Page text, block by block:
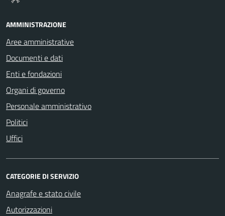
AMMINISTRAZIONE
Aree amministrative
Documenti e dati
Enti e fondazioni
Organi di governo
Personale amministrativo
Politici
Uffici
CATEGORIE DI SERVIZIO
Anagrafe e stato civile
Autorizzazioni